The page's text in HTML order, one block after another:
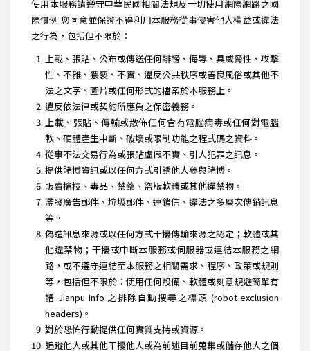
使用本服務請遵守中華民國相關法規及一切使用網際網路之國
際慣例 您同意並保證不得利用本服務從事侵害他人權益或違法
之行為，包括但不限於：
上載、張貼、公布或傳送任何誹謗、侮辱、具威脅性、攻擊
性、不雅、猥褻、不實、違反公共秩序或善良風俗或其他不
法之文字、圖片或任何形式的檔案於本服務上。
違反依法律或契約所應負之保密義務。
上載、張貼、傳輸或散佈任何含有電腦病毒或任何對電腦
軟、硬體產生中斷、破壞或限制功能之程式碼之資料。
從事不法交易行為或張貼虛假不實、引人犯罪之訊息。
提供賭博資訊或以任何方式引誘他人參與賭博。
販賣槍枝、毒品、禁藥、盜版軟體或其他違禁物。
濫發廣告郵件、垃圾郵件、連鎖信、違法之多層次傳銷訊息
等。
偽造訊息來源或以任何方式干擾傳輸來源之認定；軟體或其
他違禁物；干擾或中斷本服務或伺服器或連結本服務之網
路，或不遵守連結至本服務之相關需求、程序、政策或規則
等，包括但不限於：使用任何設備、軟體或刻意規避簡單有
譜 Jianpu Info 之排除自動搜尋之標頭 (robot exclusion
headers)。
對於恐怖行動提供任何實質支持或資源。
追蹤他人或其他干擾他人或為前述目前蒐集或儲存他人之個